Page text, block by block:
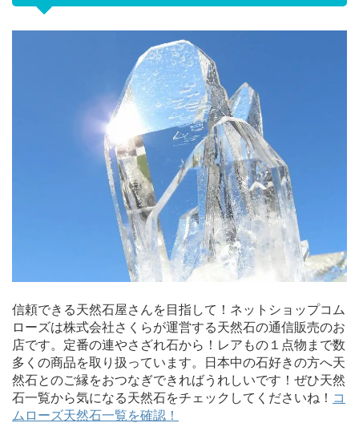
信頼できる天然石屋さんを目指して！ネットショップコム
ローズは株式会社さくらが運営する天然石の通信販売のお
店です。定番の連やさざれ石から！レアもの１点物まで数
多くの商品を取り扱っています。日本中の石好きの方へ天
然石とのご縁をおつなぎできればうれしいです！ぜひ天然
石一覧から気になる天然石をチェックしてくださいね！ コ
ムローズ天然石一覧を確認！